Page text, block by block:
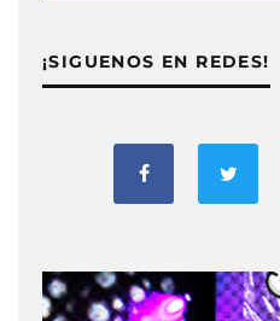
¡SIGUENOS EN REDES!